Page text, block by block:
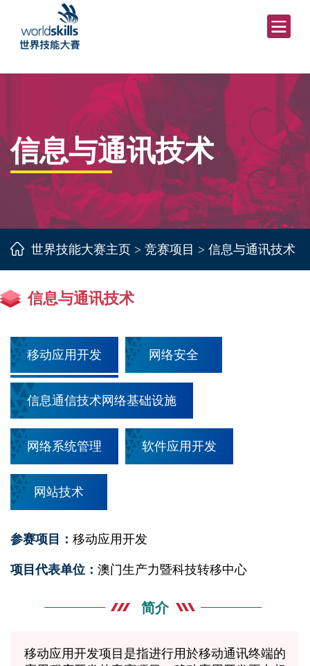
信息与通讯技术
世界技能大赛主页 > 竞赛项目 > 信息与通讯技术
信息与通讯技术
移动应用开发 网络安全
信息通信技术网络基础设施
网络系统管理 软件应用开发
网站技术
参赛项目： 移动应用开发
项目代表单位： 澳门生产力暨科技转移中心
简介
移动应用开发项目是指进行用於移动通讯终端的